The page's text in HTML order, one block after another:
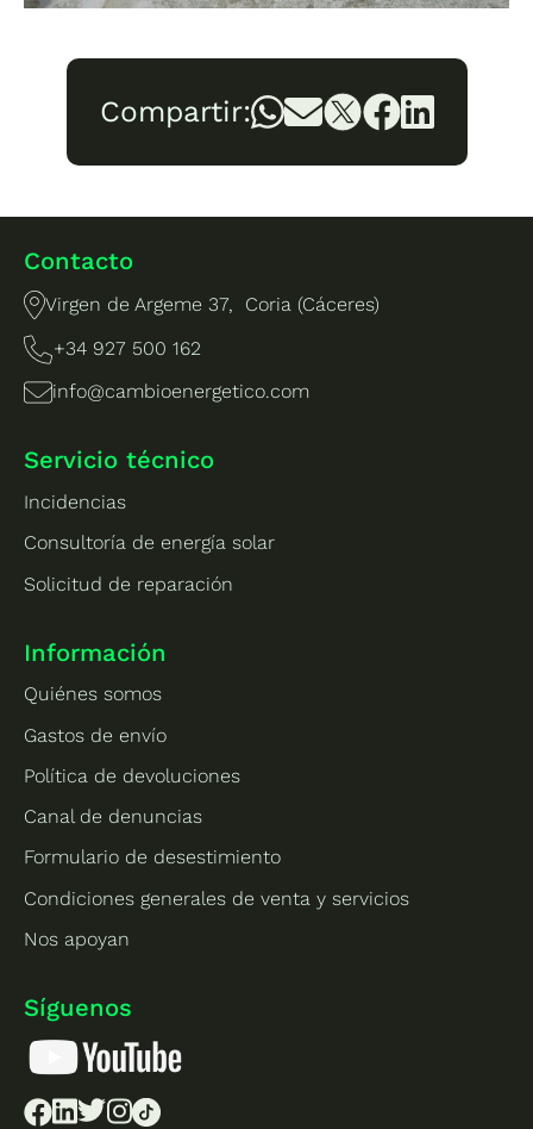
Compartir:
Contacto
Virgen de Argeme 37, Coria (Cáceres)
+34 927 500 162
info@cambioenergetico.com
Servicio técnico
Incidencias
Consultoría de energía solar
Solicitud de reparación
Información
Quiénes somos
Gastos de envío
Política de devoluciones
Canal de denuncias
Formulario de desestimiento
Condiciones generales de venta y servicios
Nos apoyan
Síguenos